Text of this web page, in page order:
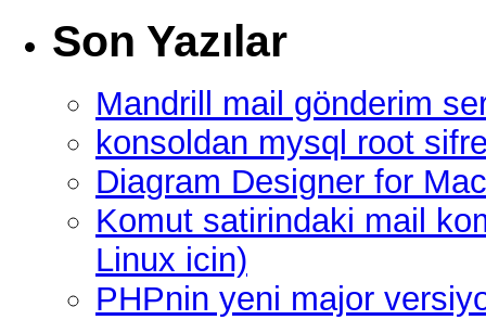
Son Yazılar
Mandrill mail gönderim
konsoldan mysql root
Diagram Designer for
Komut satirindaki mail
Linux icin)
PHPnin yeni major